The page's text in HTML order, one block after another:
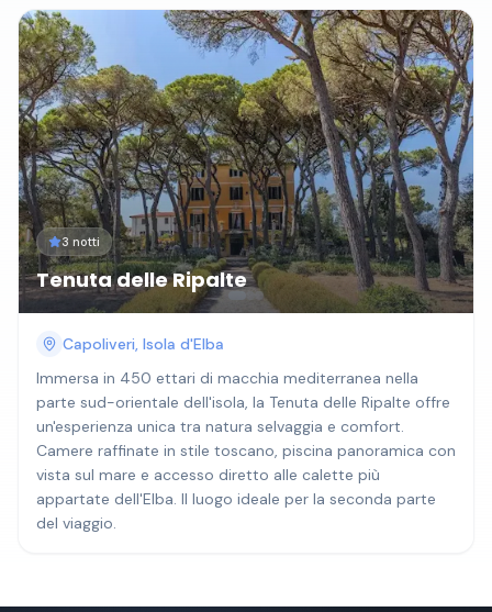
3 notti
Tenuta delle Ripalte
Capoliveri, Isola d'Elba
Immersa in 450 ettari di macchia mediterranea nella
parte sud-orientale dell'isola, la Tenuta delle Ripalte offre
un'esperienza unica tra natura selvaggia e comfort.
Camere raffinate in stile toscano, piscina panoramica con
vista sul mare e accesso diretto alle calette più
appartate dell'Elba. Il luogo ideale per la seconda parte
del viaggio.